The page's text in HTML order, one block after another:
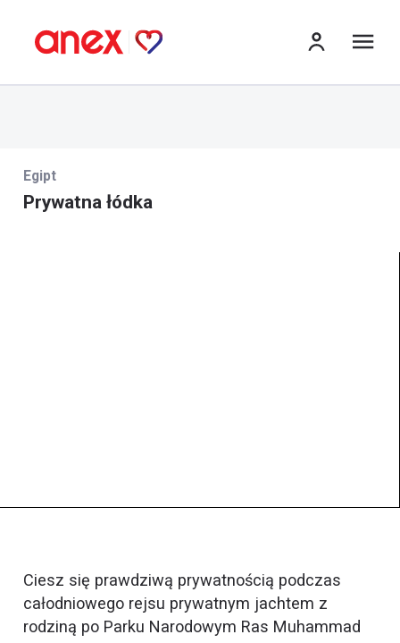
Egipt
Prywatna łódka
Ciesz się prawdziwą prywatnością podczas
całodniowego rejsu prywatnym jachtem z
rodziną po Parku Narodowym Ras Muhammad